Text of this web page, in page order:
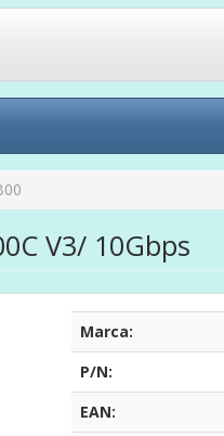
V3/ 10Gbps
Marca:
P/N:
EAN: